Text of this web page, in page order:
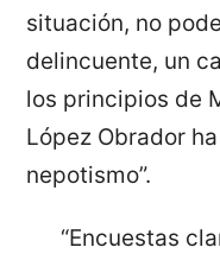
situación, no
delincuente, un
los principios de
López Obrador
nepotismo”.
“Encuestas